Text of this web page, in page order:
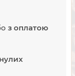
з оплатою